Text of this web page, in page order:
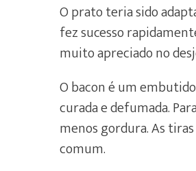
O prato teria sido
fez sucesso
muito apreciado no
O bacon é um
curada e defumada.
menos gordura. As
comum.